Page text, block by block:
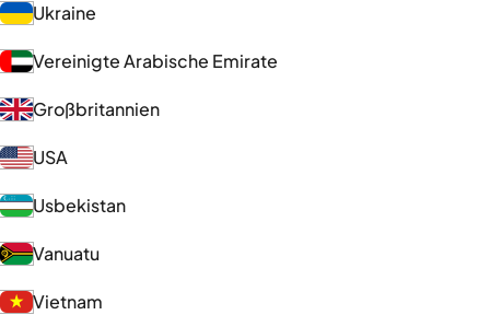
Ukraine
Vereinigte Arabische Emirate
Großbritannien
USA
Usbekistan
Vanuatu
Vietnam